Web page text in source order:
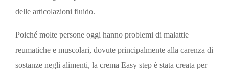
delle articolazioni fluido.
Poiché molte persone oggi hanno problemi di malattie
reumatiche e muscolari, dovute principalmente alla carenza di
sostanze negli alimenti, la crema Easy step è stata creata per